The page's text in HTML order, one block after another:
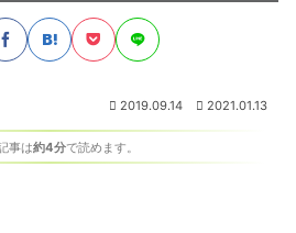
2019.09.14 2021.01.13
事は約4分で読めます。